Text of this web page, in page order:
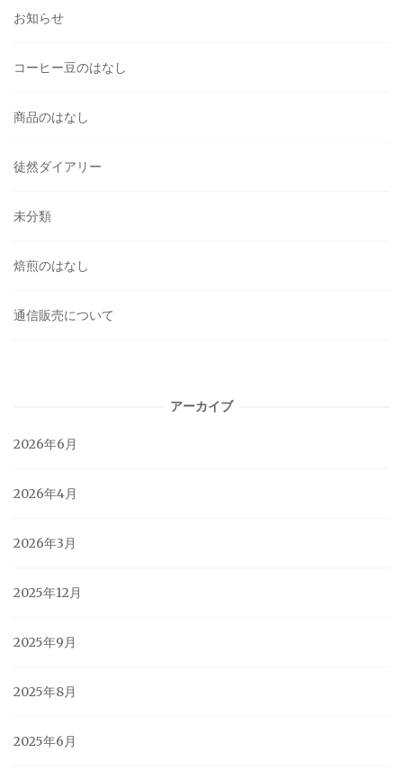
お知らせ
コーヒー豆のはなし
商品のはなし
徒然ダイアリー
未分類
焙煎のはなし
通信販売について
アーカイブ
2026年6月
2026年4月
2026年3月
2025年12月
2025年9月
2025年8月
2025年6月